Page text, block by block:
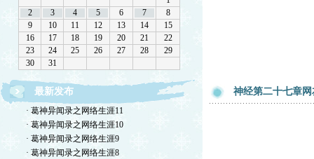
最新发布
· 葛神异闻录之网络生涯11
· 葛神异闻录之网络生涯10
· 葛神异闻录之网络生涯9
· 葛神异闻录之网络生涯8
神经第二十七章网